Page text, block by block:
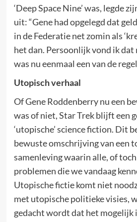
‘Deep Space Nine’ was, legde
uit: “Gene had opgelegd dat
in de Federatie net zomin als
het dan. Persoonlijk vond ik dat
was nu eenmaal een van de
Utopisch verhaal
Of Gene Roddenberry nu een
was of niet, Star Trek blijft een
‘utopische’ science fiction. Dit
bewuste omschrijving van een
samenleving waarin alle, of
problemen die we vandaag
Utopische fictie komt niet
met utopische politieke visies,
gedacht wordt dat het mogelijk